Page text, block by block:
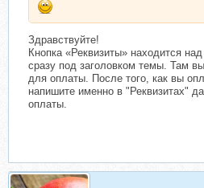
Здравствуйте!
Кнопка «Реквизиты» находится
сразу под заголовком темы. Там
для оплаты. После того, как вы
напишите именно в "Реквизитах"
оплаты.